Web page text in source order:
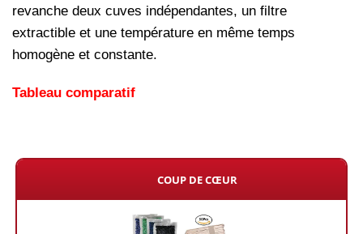
revanche deux cuves indépendantes, un filtre
extractible et une température en même temps
homogène et constante.
Tableau comparatif
COUP DE CŒUR